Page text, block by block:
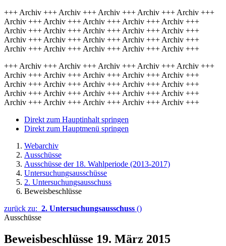
+++ Archiv +++ Archiv +++ Archiv +++ Archiv +++ Archiv +++
Archiv +++ Archiv +++ Archiv +++ Archiv +++ Archiv +++
Archiv +++ Archiv +++ Archiv +++ Archiv +++ Archiv +++
Archiv +++ Archiv +++ Archiv +++ Archiv +++ Archiv +++
Archiv +++ Archiv +++ Archiv +++ Archiv +++ Archiv +++
+++ Archiv +++ Archiv +++ Archiv +++ Archiv +++ Archiv +++
Archiv +++ Archiv +++ Archiv +++ Archiv +++ Archiv +++
Archiv +++ Archiv +++ Archiv +++ Archiv +++ Archiv +++
Archiv +++ Archiv +++ Archiv +++ Archiv +++ Archiv +++
Archiv +++ Archiv +++ Archiv +++ Archiv +++ Archiv +++
Direkt zum Hauptinhalt springen
Direkt zum Hauptmenü springen
Webarchiv
Ausschüsse
Ausschüsse der 18. Wahlperiode (2013-2017)
Untersuchungsausschüsse
2. Untersuchungsausschuss
Beweisbeschlüsse
zurück zu: 2. Untersuchungsausschuss ()
Ausschüsse
Beweisbeschlüsse 19. März 2015